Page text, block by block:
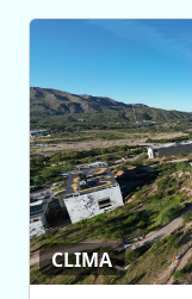
CLIMA